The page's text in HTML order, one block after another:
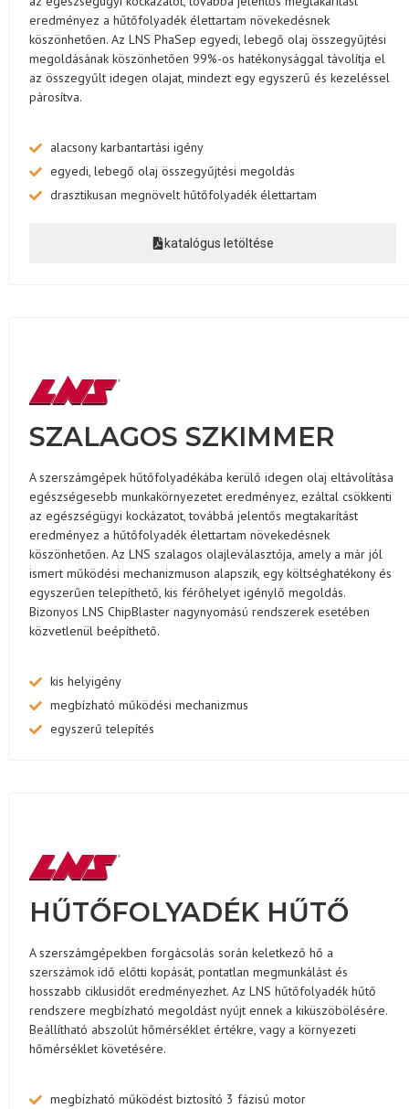
eredményez a hűtőfolyadék élettartam növekedésnek
köszönhetően. Az LNS PhaSep egyedi, lebegő olaj összegyűjtési
megoldásának köszönhetően 99%-os hatékonysággal távolítja el
az összegyűlt idegen olajat, mindezt egy egyszerű és kezeléssel
párosítva.
alacsony karbantartási igény
egyedi, lebegő olaj összegyűjtési megoldás
drasztikusan megnövelt hűtőfolyadék élettartam
katalógus letöltése
SZALAGOS SZKIMMER
A szerszámgépek hűtőfolyadékába kerülő idegen olaj eltávolítása
egészségesebb munkakörnyezetet eredményez, ezáltal csökkenti
az egészségügyi kockázatot, továbbá jelentős megtakarítást
eredményez a hűtőfolyadék élettartam növekedésnek
köszönhetően. Az LNS szalagos olajleválasztója, amely a már jól
ismert működési mechanizmuson alapszik, egy költséghatékony és
egyszerűen telepíthető, kis férőhelyet igénylő megoldás.
Bizonyos LNS ChipBlaster nagynyomású rendszerek esetében
közvetlenül beépíthető.
kis helyigény
megbízható működési mechanizmus
egyszerű telepítés
HŰTŐFOLYADÉK HŰTŐ
A szerszámgépekben forgácsolás során keletkező hő a
szerszámok idő előtti kopását, pontatlan megmunkálást és
hosszabb ciklusidőt eredményezhet. Az LNS hűtőfolyadék hűtő
rendszere megbízható megoldást nyújt ennek a kiküszöbölésére.
Beállítható abszolút hőmérséklet értékre, vagy a környezeti
hőmérséklet követésére.
megbízható működést biztosító 3 fázisú motor